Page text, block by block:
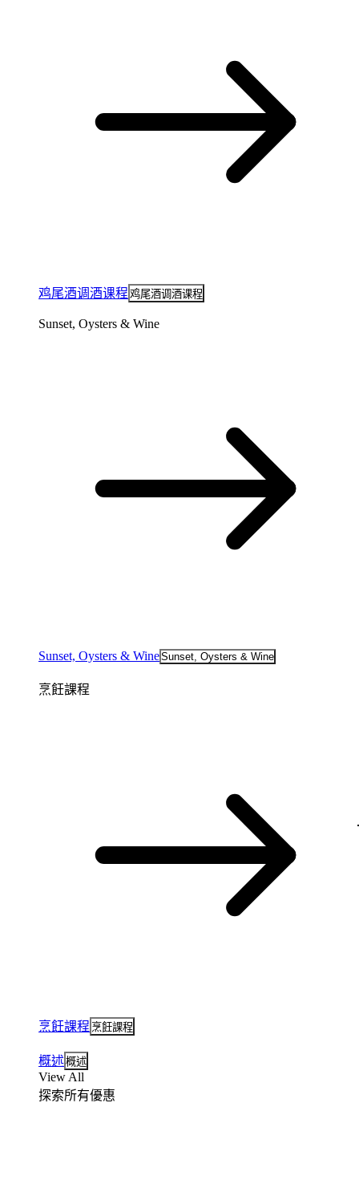
鸡尾酒调酒课程 鸡尾酒调酒课程
Sunset, Oysters & Wine
Sunset, Oysters & WineSunset, Oysters & Wine
烹飪課程
烹飪課程 烹飪課程
概述概述
View All
探索所有優惠